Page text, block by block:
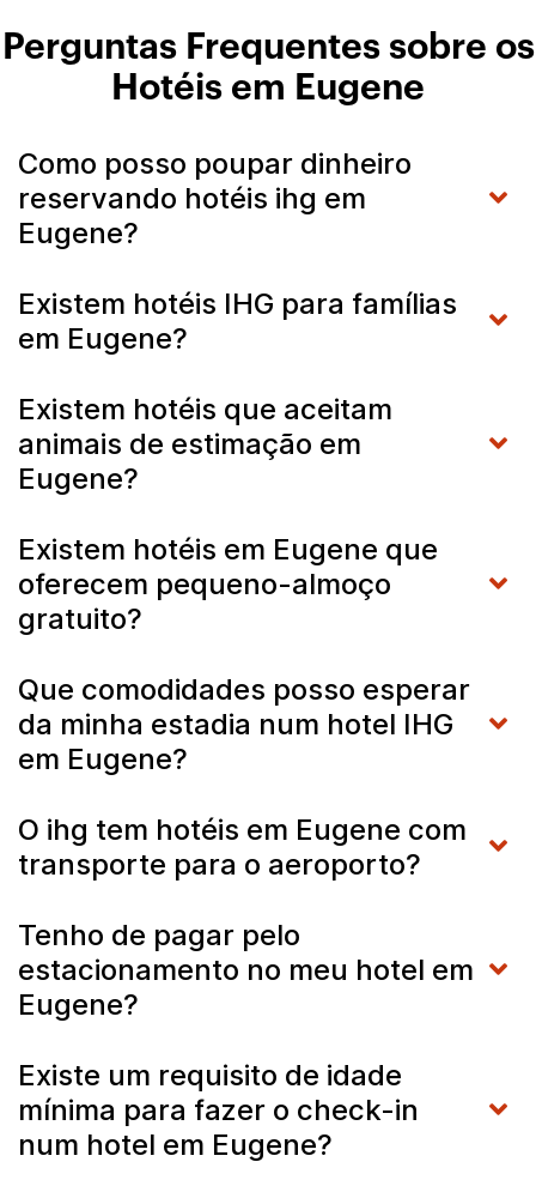
Perguntas Frequentes sobre os
Hotéis em Eugene
Como posso poupar dinheiro
reservando hotéis ihg em
Eugene?
Existem hotéis IHG para famílias
em Eugene?
Existem hotéis que aceitam
animais de estimação em
Eugene?
Existem hotéis em Eugene que
oferecem pequeno-almoço
gratuito?
Que comodidades posso esperar
da minha estadia num hotel IHG
em Eugene?
O ihg tem hotéis em Eugene com
transporte para o aeroporto?
Tenho de pagar pelo
estacionamento no meu hotel em
Eugene?
Existe um requisito de idade
mínima para fazer o check-in
num hotel em Eugene?